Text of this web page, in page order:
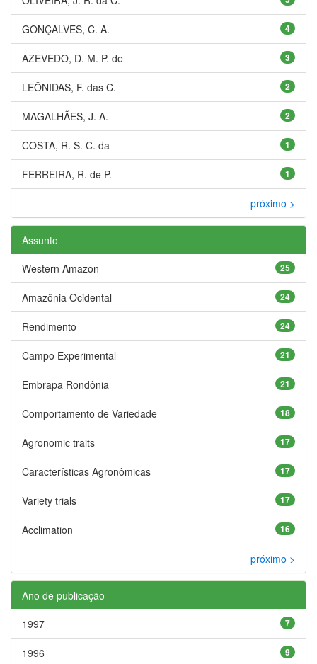
4
GONÇALVES, C. A.
3
AZEVEDO, D. M. P. de
2
LEÔNIDAS, F. das C.
2
MAGALHÃES, J. A.
1
COSTA, R. S. C. da
1
FERREIRA, R. de P.
próximo >
Assunto
25
Western Amazon
24
Amazônia Ocidental
24
Rendimento
21
Campo Experimental
21
Embrapa Rondônia
18
Comportamento de Variedade
17
Agronomic traits
17
Características Agronômicas
17
Variety trials
16
Acclimation
próximo >
Ano de publicação
7
1997
9
1996